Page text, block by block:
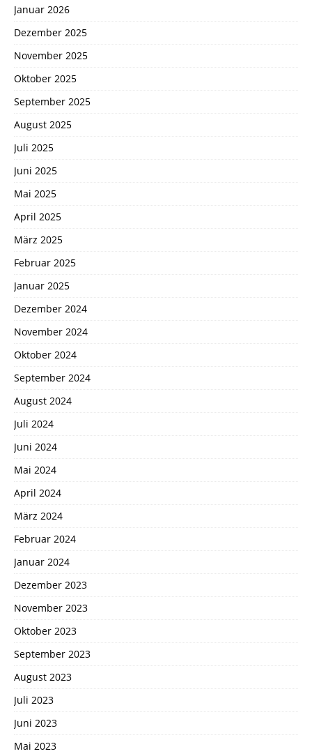
Januar 2026
Dezember 2025
November 2025
Oktober 2025
September 2025
August 2025
Juli 2025
Juni 2025
Mai 2025
April 2025
März 2025
Februar 2025
Januar 2025
Dezember 2024
November 2024
Oktober 2024
September 2024
August 2024
Juli 2024
Juni 2024
Mai 2024
April 2024
März 2024
Februar 2024
Januar 2024
Dezember 2023
November 2023
Oktober 2023
September 2023
August 2023
Juli 2023
Juni 2023
Mai 2023